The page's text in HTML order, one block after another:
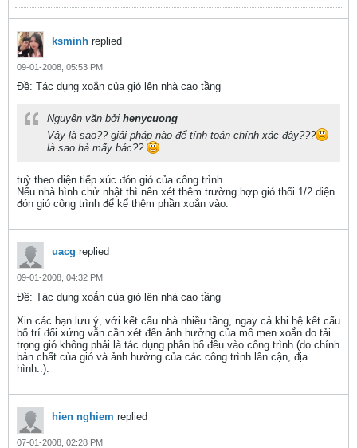
ksminh replied
09-01-2008, 05:53 PM
Ðề: Tác dụng xoắn của gió lên nhà cao tầng
Nguyên văn bởi henycuong
Vậy là sao?? giải pháp nào để tính toán chính xác đây???
là sao hả mấy bác??
tuỳ theo diện tiếp xúc đón gió của công trình
Nếu nhà hình chử nhật thì nên xét thêm trường hợp gió thổi 1/2 diện
đón gió công trình để kể thêm phần xoắn vào.
uacg replied
09-01-2008, 04:32 PM
Ðề: Tác dụng xoắn của gió lên nhà cao tầng
Xin các bạn lưu ý, với kết cấu nhà nhiều tầng, ngay cả khi hệ kết cấu
bố trí đối xứng vẫn cần xét đến ảnh hưởng của mô men xoắn do tải
trọng gió không phải là tác dụng phân bố đều vào công trình (do chính
bản chất của gió và ảnh hưởng của các công trình lân cận, địa
hình..).
hien nghiem replied
07-01-2008, 02:28 PM